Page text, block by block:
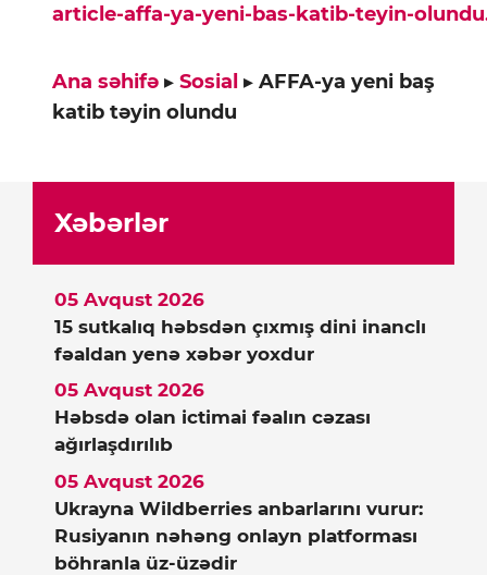
article-affa-ya-yeni-bas-katib-teyin-
Ana səhifə ▸ Sosial ▸ AFFA-ya yeni baş
katib təyin olundu
Xəbərlər
15 sutkalıq həbsdən çıxmış dini inanclı
fəaldan yenə xəbər yoxdur
05 Avqust 2026
Həbsdə olan ictimai fəalın cəzası
ağırlaşdırılıb
05 Avqust 2026
Ukrayna Wildberries anbarlarını vurur:
Rusiyanın nəhəng onlayn platforması
böhranla üz-üzədir
05 Avqust 2026